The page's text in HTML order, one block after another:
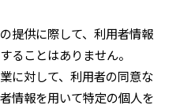
提供に際して、利用者情報
ることはありません。
に対して、利用者の同意な
情報を用いて特定の個人を